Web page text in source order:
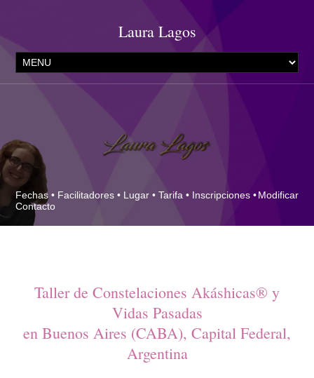
Laura Lagos
Modificar
Fechas• Facilitadores • Lugar •Tarifa • Inscripciones •
Contacto
Taller de Constelaciones Akáshicas® y
Vidas Pasadas
en Buenos Aires (CABA), Capital Federal,
Argentina